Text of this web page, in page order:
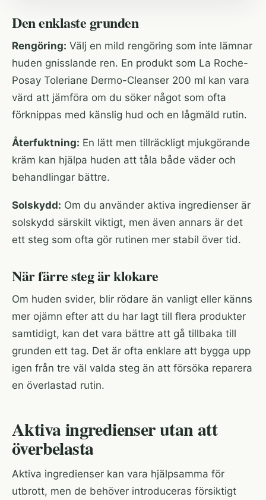
Den enklaste grunden
Rengöring: Välj en mild rengöring som inte lämnar
huden gnisslande ren. En produkt som La Roche-
Posay Toleriane Dermo-Cleanser 200 ml kan vara
värd att jämföra om du söker något som ofta
förknippas med känslig hud och en lågmäld rutin.
Återfuktning: En lätt men tillräckligt mjukgörande
kräm kan hjälpa huden att tåla både väder och
behandlingar bättre.
Solskydd: Om du använder aktiva ingredienser är
solskydd särskilt viktigt, men även annars är det
ett steg som ofta gör rutinen mer stabil över tid.
När färre steg är klokare
Om huden svider, blir rödare än vanligt eller känns
mer ojämn efter att du har lagt till flera produkter
samtidigt, kan det vara bättre att gå tillbaka till
grunden ett tag. Det är ofta enklare att bygga upp
igen från tre väl valda steg än att försöka reparera
en överlastad rutin.
Aktiva ingredienser utan att
överbelasta
Aktiva ingredienser kan vara hjälpsamma för
utbrott, men de behöver introduceras försiktigt